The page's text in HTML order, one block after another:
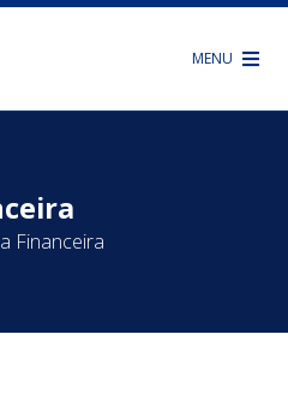
MENU
Financeira